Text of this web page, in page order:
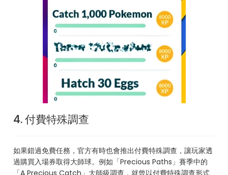
4. 付費特殊調查
如果錯過免費任務，官方有時也會推出付費特殊調查，讓玩家透
過購買入場券取得大師球。例如「Precious Paths」賽季中的